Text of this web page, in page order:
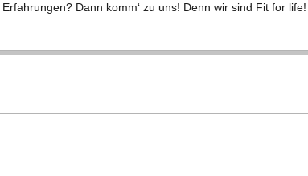
Dann komm‘ zu uns! Denn wir sind Fit for life!